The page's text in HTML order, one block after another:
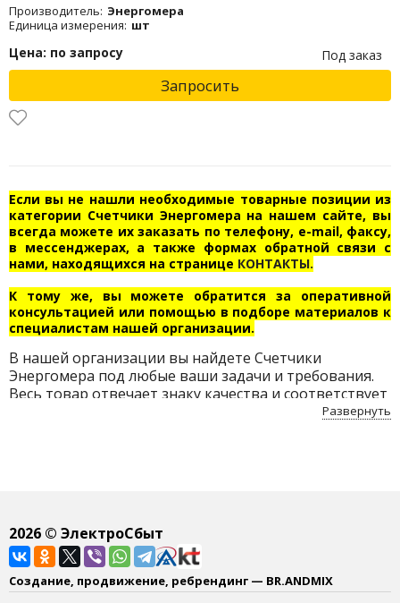
Производитель: Энергомера
Единица измерения: шт
Цена: по запросу Под заказ
Запросить
Если вы не нашли необходимые товарные позиции из
категории Счетчики Энергомера на нашем сайте, вы
всегда можете их заказать по телефону, e-mail, факсу,
в мессенджерах, а также формах обратной связи с
нами, находящихся на странице КОНТАКТЫ.
К тому же, вы можете обратится за оперативной
консультацией или помощью в подборе материалов к
специалистам нашей организации.
В нашей организации вы найдете Счетчики
Энергомера под любые ваши задачи и требования.
Весь товар отвечает знаку качества и соответствует
всем нормам безопасности. Приобретайте Счетчики
Развернуть
2026© ЭлектроСбыт
Создание, продвижение, ребрендинг — BR.ANDMIX